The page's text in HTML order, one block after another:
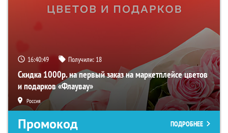
16:40:47 Получили: 18
Скидка 1000р. на первый заказ на маркетплейсе цветов
и подарков «Флаувау»
Россия
Промокод ПОДРОБНЕЕ